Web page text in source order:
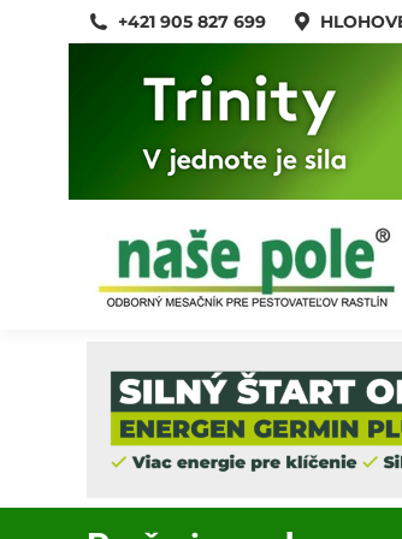
+421 905 827 699